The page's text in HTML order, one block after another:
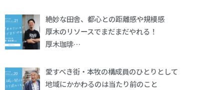
絶妙な田舎、都心との距離感や規模感
厚木のリソースでまだまだやれる！
厚木珈琲…
愛すべき街・本牧の構成員のひとりとして
地域にかかわるのは当たり前のこと